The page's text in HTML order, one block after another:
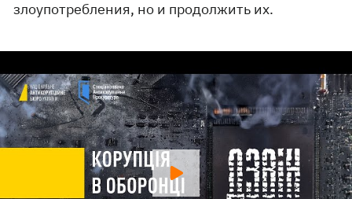
злоупотребления, но и продолжить их.